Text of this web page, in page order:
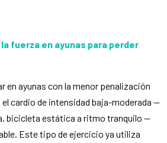
fuerza en ayunas para perder
en ayunas con la menor penalización
cardio de intensidad baja-moderada —
bicicleta estática a ritmo tranquilo —
Este tipo de ejercicio ya utiliza